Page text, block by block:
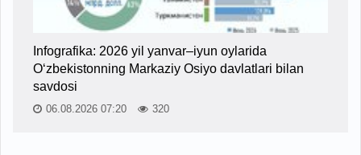
Infografika: 2026 yil yanvar–iyun oylarida
O‘zbekistonning Markaziy Osiyo davlatlari bilan
savdosi
06.08.2026 07:20 320